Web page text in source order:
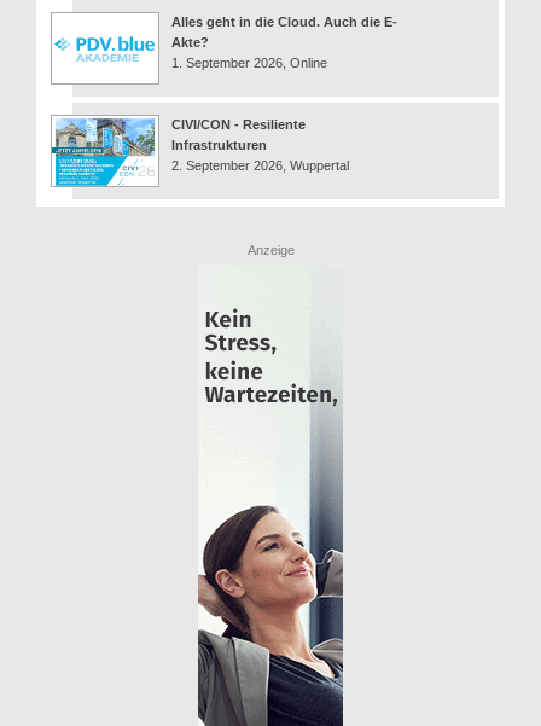
Alles geht in die Cloud. Auch die E-
Akte?
1. September 2026, Online
CIVI/CON - Resiliente
Infrastrukturen
2. September 2026, Wuppertal
Anzeige